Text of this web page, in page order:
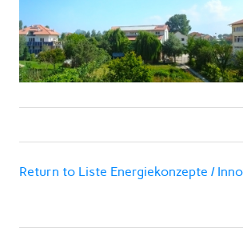
Return to Liste Energiekonzepte /